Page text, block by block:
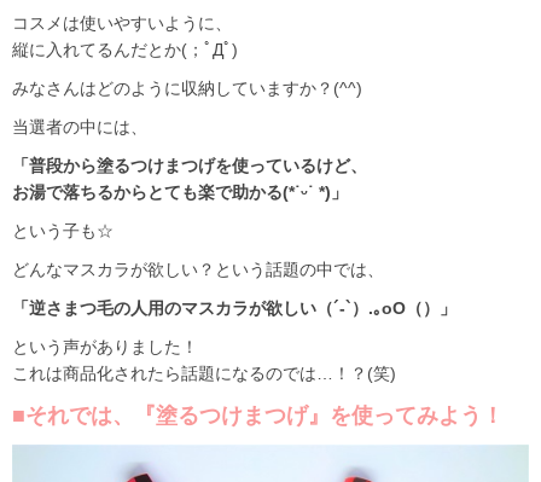
コスメは使いやすいように、
縦に入れてるんだとか(；ﾟДﾟ)
みなさんはどのように収納していますか？(^^)
当選者の中には、
「普段から塗るつけまつげを使っているけど、
お湯で落ちるからとても楽で助かる(*˙ᵕ˙ *)」
という子も☆
どんなマスカラが欲しい？という話題の中では、
「逆さまつ毛の人用のマスカラが欲しい（´-`）.｡oO（）」
という声がありました！
これは商品化されたら話題になるのでは…！？(笑)
■それでは、『塗るつけまつげ』を使ってみよう！